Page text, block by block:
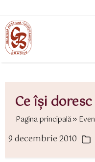
Ce îşi
Pagina principală
9 decembrie 2010